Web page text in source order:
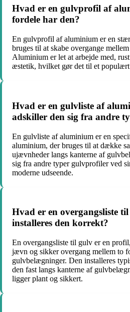
Hvad er en gulvprofil af
fordele har den?
En gulvprofil af aluminium er en
bruges til at skabe overgange
Aluminium er let at arbejde med,
æstetik, hvilket gør det til et
Hvad er en gulvliste af
adskiller den sig fra andre
En gulvliste af aluminium er en
aluminium, der bruges til at dække
ujævnheder langs kanterne af
sig fra andre typer gulvprofiler ved
moderne udseende.
Hvad er en overgangsliste
installeres den korrekt?
En overgangsliste til gulv er en
jævn og sikker overgang mellem to
gulvbelægninger. Den installeres
den fast langs kanterne af
ligger plant og sikkert.